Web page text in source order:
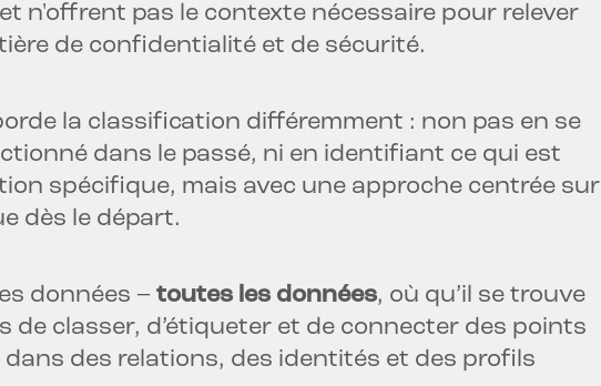
n'offrent pas le contexte nécessaire pour relever
de confidentialité et de sécurité.
la classification différemment : non pas en se
dans le passé, ni en identifiant ce qui est
spécifique, mais avec une approche centrée sur
dès le départ.
données – toutes les données, où qu’il se trouve
de classer, d’étiqueter et de connecter des points
des relations, des identités et des profils